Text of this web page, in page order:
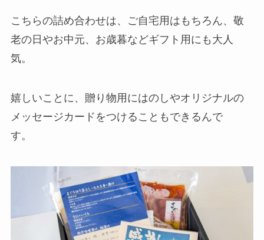
こちらの詰め合わせは、ご自宅用はもちろん、敬
老の日やお中元、お歳暮などギフト用にも大人
気。
嬉しいことに、贈り物用にはのしやオリジナルの
メッセージカードをつけることもできるんで
す。